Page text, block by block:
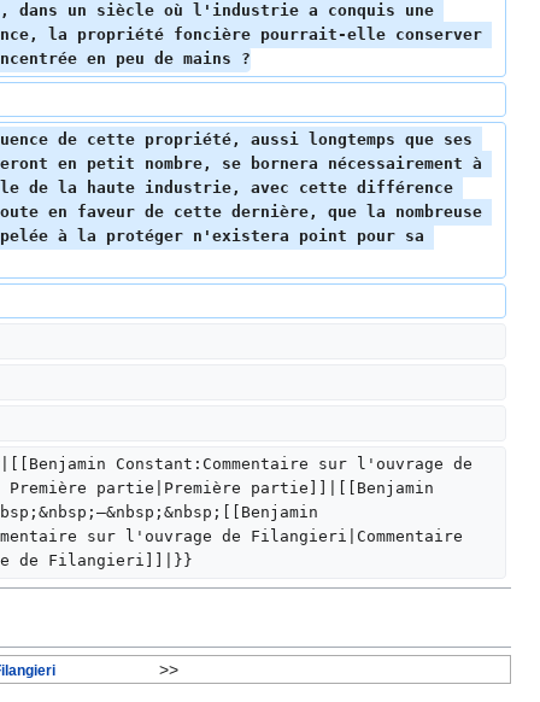
dans un siècle où l'industrie a conquis une
la propriété foncière pourrait-elle conserver
en peu de mains ?
de cette propriété, aussi longtemps que ses
en petit nombre, se bornera nécessairement à
de la haute industrie, avec cette différence
en faveur de cette dernière, que la nombreuse
à la protéger n'existera point pour sa
Constant:Commentaire sur l'ouvrage de
partie|Première partie]]|[[Benjamin
sur l'ouvrage de Filangieri|Commentaire
de Filangieri]]|}}
>>